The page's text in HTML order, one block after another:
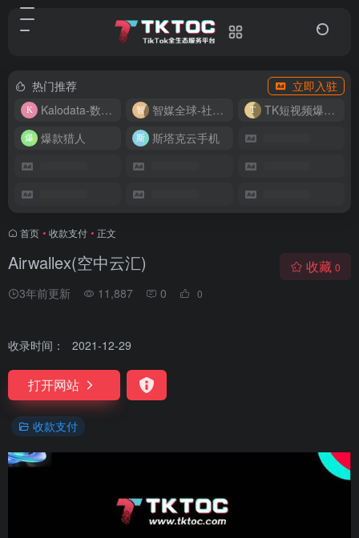
热门推荐
立即入驻
Kalodata-数据分析平台
智媒全球-社媒管理平台
TK短视频爆款复刻
爆款猎人
斯塔克云手机
首页 • 收款支付 • 正文
Airwallex(空中云汇)
3年前更新 11,887 0 0
收藏 0
收录时间： 2021-12-29
打开网站
收款支付